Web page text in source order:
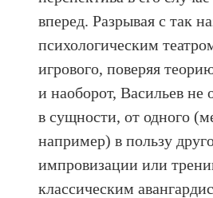
вперед. Разрывая с так
психологическим
игрового, поверяя
и наоборот, Васильев не
в сущности, от одного
например) в пользу
импровизации или
классическим